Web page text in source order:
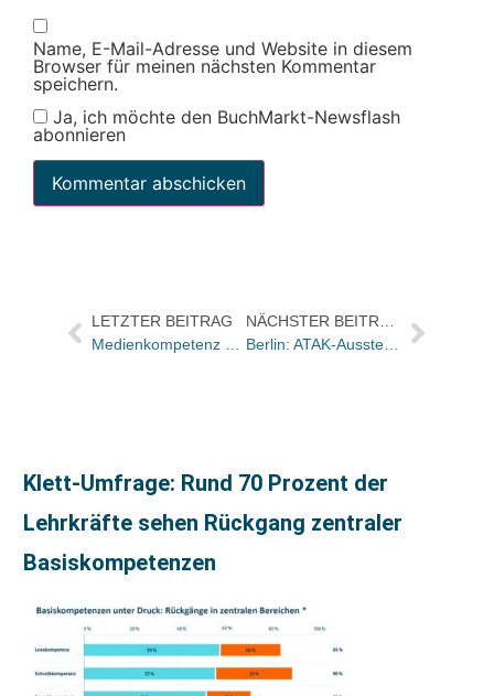
Name, E-Mail-Adresse und Website in diesem
Browser für meinen nächsten Kommentar
speichern.
Ja, ich möchte den BuchMarkt-Newsflash
abonnieren
LETZTER BEITRAG
Klett-Umfrage: Rund 70 Prozent der
Lehrkräfte sehen Rückgang zentraler
Basiskompetenzen